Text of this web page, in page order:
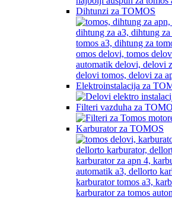
Dihtunzi za TOMOS
Elektroinstalacija za
Filteri vazduha za
Karburator za TOMOS